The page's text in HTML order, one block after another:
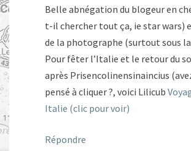
Belle abnégation du blogeur en
t-il chercher tout ça, ie star wars)
de la photographe (surtout sous
Pour fêter l’Italie et le retour du
après Prisencolinensinaincius
pensé à cliquer ?, voici Lilicub
Italie (clic pour voir)
Répondre